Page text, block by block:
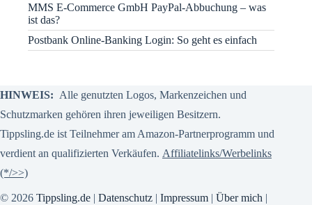
MMS E-Commerce GmbH PayPal-Abbuchung – was
ist das?
Postbank Online-Banking Login: So geht es einfach
HINWEIS: Alle genutzten Logos, Markenzeichen und
Schutzmarken gehören ihren jeweiligen Besitzern.
Tippsling.de ist Teilnehmer am Amazon-Partnerprogramm und
verdient an qualifizierten Verkäufen. Affiliatelinks/Werbelinks
(*/>>)
© 2026 Tippsling.de | Datenschutz | Impressum | Über mich |